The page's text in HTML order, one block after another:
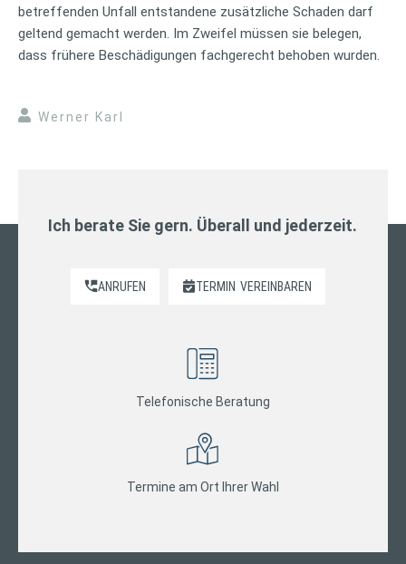
betreffenden Unfall entstandene zusätzliche Schaden darf
geltend gemacht werden. Im Zweifel müssen sie belegen,
dass frühere Beschädigungen fachgerecht behoben wurden.
Werner Karl
Ich berate Sie gern. Überall und jederzeit.
ANRUFEN TERMIN VEREINBAREN
Telefonische Beratung
Termine am Ort Ihrer Wahl